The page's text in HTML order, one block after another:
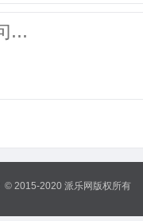
© 2015-2020 派乐网版权所有